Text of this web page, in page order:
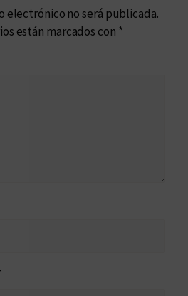
electrónico no será publicada.
están marcados con *